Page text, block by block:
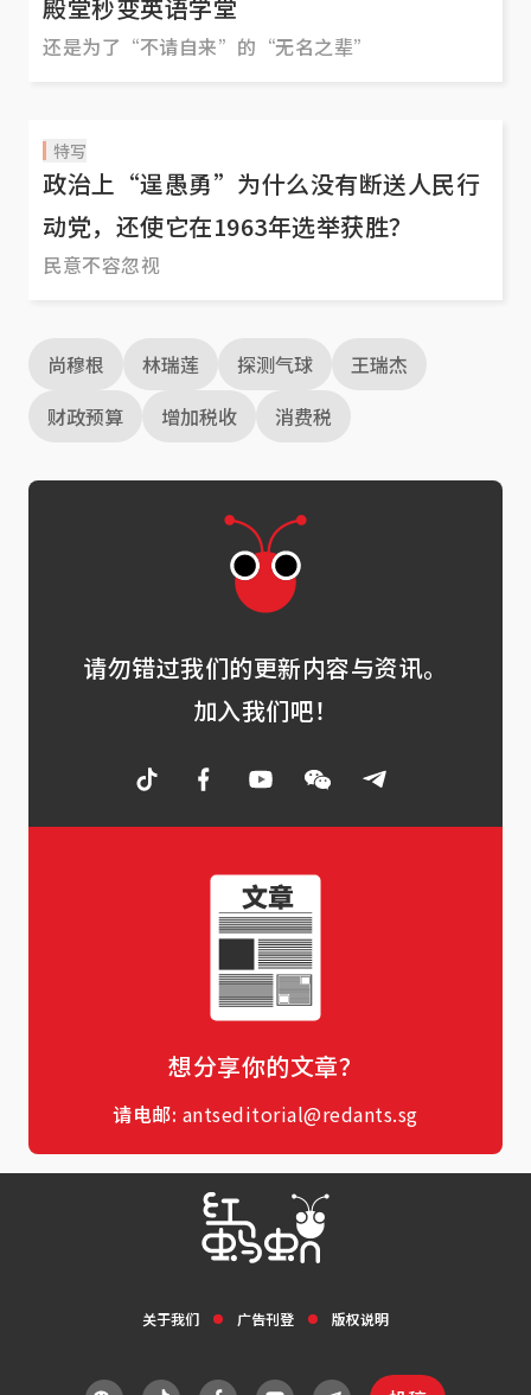
殿堂秒变英语学堂
还是为了“不请自来”的“无名之辈”
特写
政治上“逞愚勇”为什么没有断送人民行
动党，还使它在1963年选举获胜？
民意不容忽视
尚穆根 林瑞莲 探测气球
王瑞杰
财政预算
增加税收 消费税
请勿错过我们的更新内容与资讯。
加入我们吧！
想分享你的文章？
请电邮: antseditorial@redants.sg
关于我们 广告刊登 版权说明